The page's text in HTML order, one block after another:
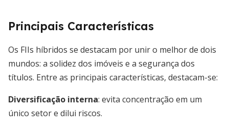
Principais Características
Os FIIs híbridos se destacam por unir o melhor de dois
mundos: a solidez dos imóveis e a segurança dos
títulos. Entre as principais características, destacam-se:
Diversificação interna: evita concentração em um
único setor e dilui riscos.